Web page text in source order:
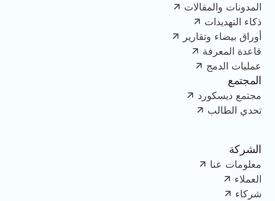
المدونات والمقالات
ذكاء التهديدات
أوراق بيضاء وتقارير
قاعدة المعرفة
عمليات الدمج
المجتمع
مجتمع ديسكورد
تحدي الطالب
الشركة
معلومات عنا
العملاء
شركاء